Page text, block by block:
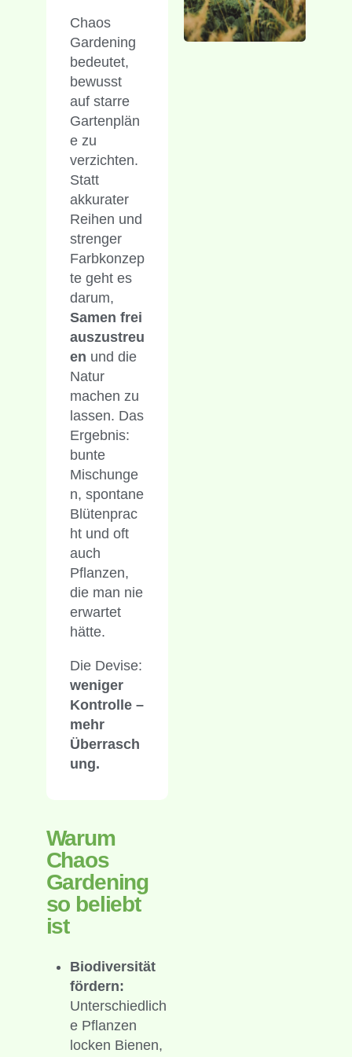
Chaos
Gardening
bedeutet,
bewusst
auf starre
Gartenplän
e zu
verzichten.
Statt
akkurater
Reihen und
strenger
Farbkonzep
te geht es
darum,
Samen frei
auszustreu
en und die
Natur
machen zu
lassen. Das
Ergebnis:
bunte
Mischunge
n, spontane
Blütenprac
ht und oft
auch
Pflanzen,
die man nie
erwartet
hätte.
Die Devise:
weniger
Kontrolle –
mehr
Überrasch
ung.
Warum
Chaos
Gardening
so beliebt
ist
Biodiversität
fördern:
Unterschiedlich
e Pflanzen
locken Bienen,